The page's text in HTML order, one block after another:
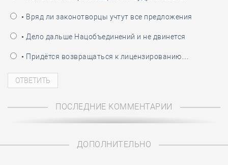
• Вряд ли законотворцы учтут все предложения
• Дело дальше Нацобъединений и не двинется
• Придётся возвращаться к лицензированию…
ПОСЛЕДНИЕ КОММЕНТАРИИ
ДОПОЛНИТЕЛЬНО